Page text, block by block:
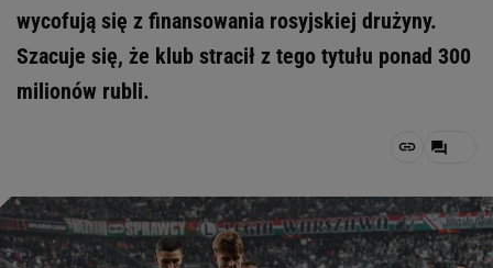
wycofują się z finansowania rosyjskiej drużyny.
Szacuje się, że klub stracił z tego tytułu ponad 300
milionów rubli.